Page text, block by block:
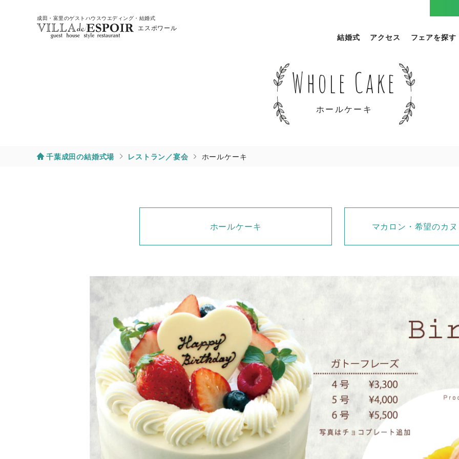
成田・富里のゲストハウスウエディング・結婚式
エスポワール
結婚式 アクセス フェアを探す
Whole Cake
ホールケーキ
千葉成田の結婚式場 レストラン／宴会 ホールケーキ
ホールケーキ マカロン・希望のカ